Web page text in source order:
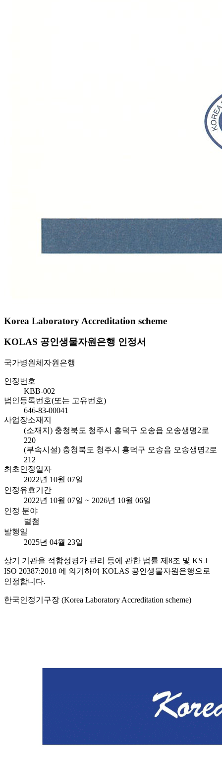
Korea Laboratory Accreditation scheme
KOLAS 공인생물자원은행 인정서
국가병원체자원은행
인정번호
KBB-002
법인등록번호(또는 고유번호)
646-83-00041
사업장소재지
(소재지) 충청북도 청주시 흥덕구 오송읍 오송생명2로
220
(부속시설) 충청북도 청주시 흥덕구 오송읍 오송생명2로
212
최초인정일자
2022년 10월 07일
인정유효기간
2022년 10월 07일 ~ 2026년 10월 06일
인정 분야
별첨
발행일
2025년 04월 23일
상기 기관을 적합성평가 관리 등에 관한 법률 제8조 및 KS J
ISO 20387:2018 에 의거하여 KOLAS 공인생물자원은행으로
인정합니다.
한국인정기구장 (Korea Laboratory Accreditation scheme)